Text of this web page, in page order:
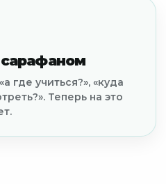
где учиться?», «куда
Теперь на это